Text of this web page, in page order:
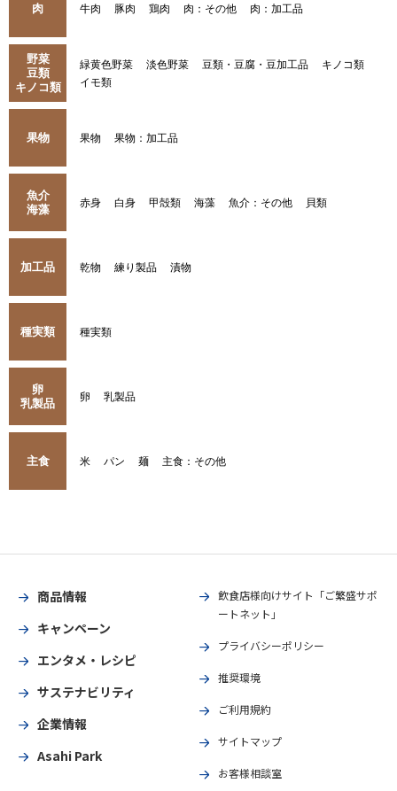
肉 牛肉 豚肉 鶏肉 肉：その他 肉：加工品
野菜
豆類
キノコ類
緑黄色野菜 淡色野菜 豆類・豆腐・豆加工品
キノコ類
イモ類
果物 果物 果物：加工品
魚介
海藻
赤身 白身 甲殻類 海藻 魚介：その他 貝類
加工品 乾物 練り製品 漬物
種実類 種実類
卵
乳製品
卵 乳製品
主食 米 パン 麺 主食：その他
商品情報
キャンペーン
エンタメ・レシピ
サステナビリティ
企業情報
Asahi Park
飲食店様向けサイト「ご繁盛サポ
ートネット」
プライバシーポリシー
推奨環境
ご利用規約
サイトマップ
お客様相談室